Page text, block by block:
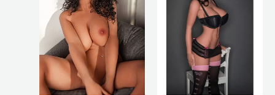
la
page
du
produit